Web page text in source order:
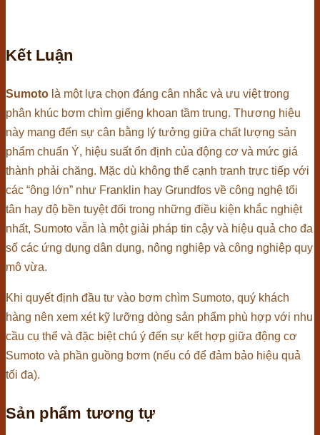
Kết Luận
Sumoto là một lựa chọn đáng cân nhắc và ưu việt trong
phân khúc bơm chìm giếng khoan tầm trung. Thương hiệu
này mang đến sự cân bằng lý tưởng giữa chất lượng sản
phẩm chuẩn Ý, hiệu suất ổn định của động cơ và mức giá
thành phải chăng. Mặc dù không thể cạnh tranh trực tiếp với
các “ông lớn” như Franklin hay Grundfos về công nghệ tối
tân hay độ bền tuyệt đối trong những điều kiện khắc nghiệt
nhất, Sumoto vẫn là một giải pháp tin cậy và hiệu quả cho đa
số các ứng dụng dân dụng, nông nghiệp và công nghiệp quy
mô vừa.
Khi quyết định đầu tư vào bơm chìm Sumoto, quý khách
hàng nên xem xét kỹ lưỡng dòng sản phẩm phù hợp với nhu
cầu cụ thể và đặc biệt chú ý đến sự kết hợp giữa động cơ
Sumoto và phần guồng bơm (nếu có để đảm bảo hiệu quả
tối đa).
Sản phẩm tương tự